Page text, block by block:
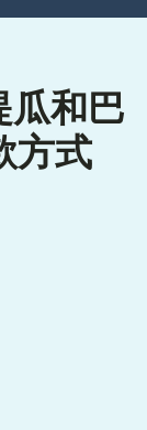
瓜和巴
方式